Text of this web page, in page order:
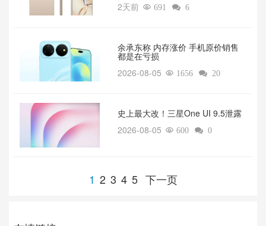
2天前  691  6
余承东称 内存涨价 手机原价销售
都是在亏损
2026-08-05  1656  20
‌史上最大改！三星One UI 9.5泄露
2026-08-05  600  0
1 2 3 4 5 下一页